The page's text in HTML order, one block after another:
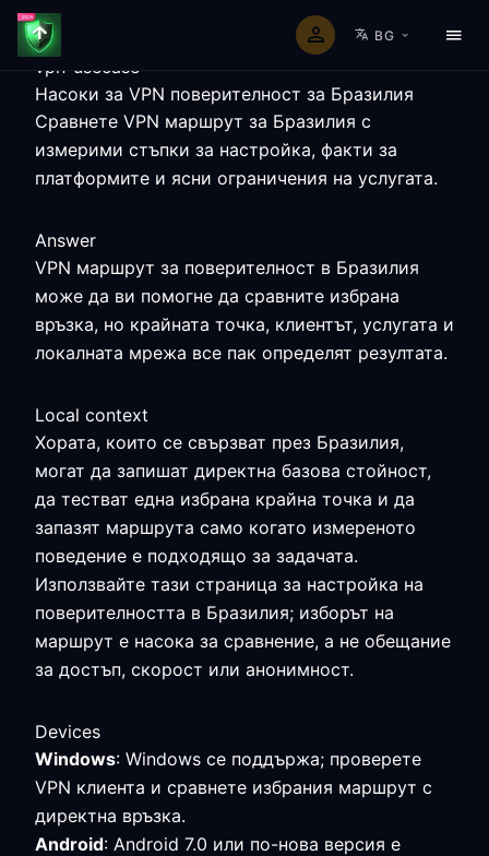
BG
vpn-usecase
Насоки за VPN поверителност за Бразилия
Сравнете VPN маршрут за Бразилия с
измерими стъпки за настройка, факти за
платформите и ясни ограничения на услугата.
Answer
VPN маршрут за поверителност в Бразилия
може да ви помогне да сравните избрана
връзка, но крайната точка, клиентът, услугата и
локалната мрежа все пак определят резултата.
Local context
Хората, които се свързват през Бразилия,
могат да запишат директна базова стойност,
да тестват една избрана крайна точка и да
запазят маршрута само когато измереното
поведение е подходящо за задачата.
Използвайте тази страница за настройка на
поверителността в Бразилия; изборът на
маршрут е насока за сравнение, а не обещание
за достъп, скорост или анонимност.
Devices
Windows: Windows се поддържа; проверете
VPN клиента и сравнете избрания маршрут с
директна връзка.
Android: Android 7.0 или по-нова версия е